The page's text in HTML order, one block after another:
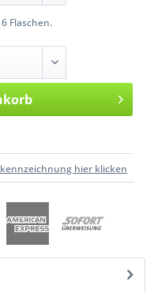
Flaschen.
hier klicken